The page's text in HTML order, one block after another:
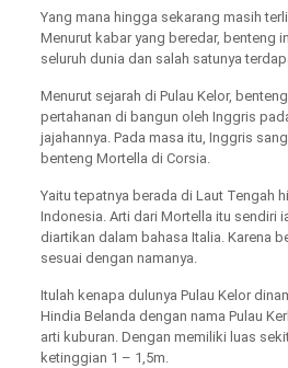
Yang mana hingga sekarang masih
Menurut kabar yang beredar, benteng
seluruh dunia dan salah satunya
Menurut sejarah di Pulau Kelor,
pertahanan di bangun oleh Inggris
jajahannya. Pada masa itu, Inggris
benteng Mortella di Corsia.
Yaitu tepatnya berada di Laut Tengah
Indonesia. Arti dari Mortella itu sendiri
diartikan dalam bahasa Italia. Karena
sesuai dengan namanya.
Itulah kenapa dulunya Pulau Kelor
Hindia Belanda dengan nama Pulau
arti kuburan. Dengan memiliki luas
ketinggian 1 – 1,5m.